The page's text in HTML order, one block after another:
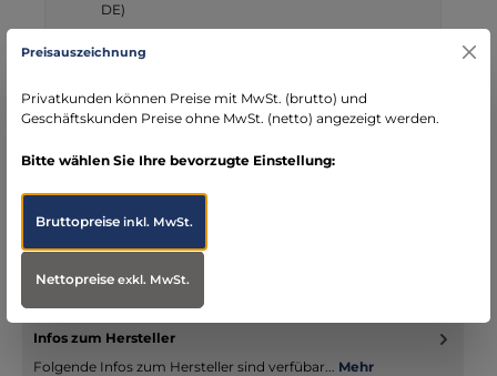
DE)
schneller Versand mit DHL
seit über 15 Jahren kompetenter Partner im
Beschreibung
und Eleganz überzeugt. Der funktionale Innenraum mit
herausn…Mehr
Infos zum Hersteller
Folgende Infos zum Hersteller sind verfübar... Mehr
Preisauszeichnung
Privatkunden können Preise mit MwSt. (brutto) und
Geschäftskunden Preise ohne MwSt. (netto) angezeigt werden.
Bitte wählen Sie Ihre bevorzugte Einstellung:
Bruttopreiseinkl. MwSt.
Nettopreiseexkl. MwSt.